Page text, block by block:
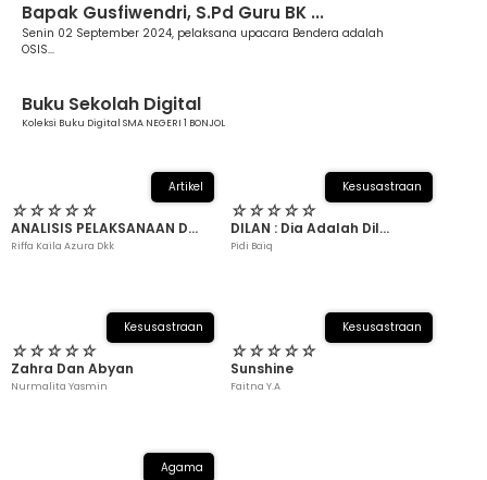
Bapak Gusfiwendri, S.Pd Guru BK ...
Senin 02 September 2024, pelaksana upacara Bendera adalah
OSIS...
Buku Sekolah Digital
Koleksi Buku Digital SMA NEGERI 1 BONJOL
Artikel
☆☆☆☆☆
ANALISIS PELAKSANAAN D...
Riffa Kaila Azura Dkk
Kesusastraan
☆☆☆☆☆
DILAN : Dia Adalah Dil...
Pidi Baiq
Kesusastraan
☆☆☆☆☆
Zahra Dan Abyan
Nurmalita Yasmin
Kesusastraan
☆☆☆☆☆
Sunshine
Faitna Y.A
Agama